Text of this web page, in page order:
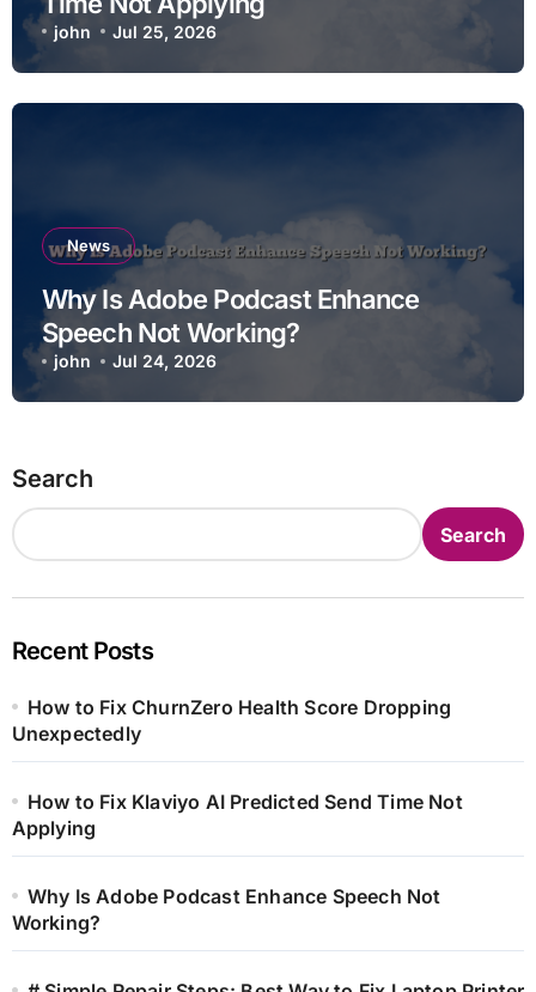
john Jul 25, 2026
News
Why Is Adobe Podcast Enhance
Speech Not Working?
john Jul 24, 2026
Search
Search
Recent Posts
How to Fix ChurnZero Health Score Dropping
Unexpectedly
How to Fix Klaviyo AI Predicted Send Time Not
Applying
Why Is Adobe Podcast Enhance Speech Not
Working?